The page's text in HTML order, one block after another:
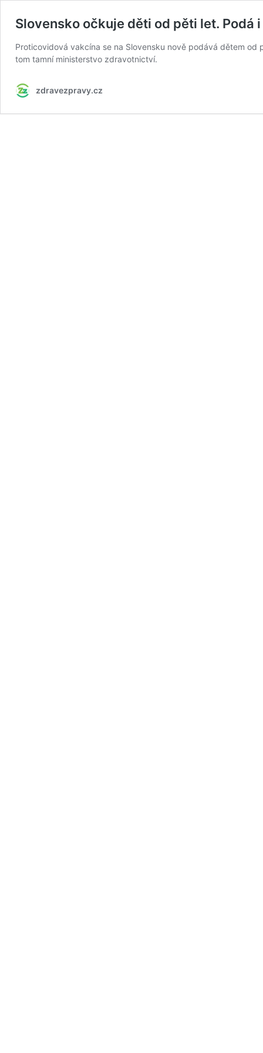
Slovensko očkuje děti od pěti let. Podá
Proticovidová vakcína se na Slovensku nově podává dětem
tom tamní ministerstvo zdravotnictví.
zdravezpravy.cz